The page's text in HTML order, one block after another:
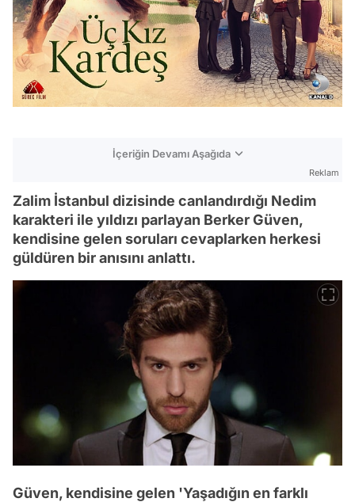
İçeriğin Devamı Aşağıda
Reklam
Zalim İstanbul dizisinde canlandırdığı Nedim
karakteri ile yıldızı parlayan Berker Güven,
kendisine gelen soruları cevaplarken herkesi
güldüren bir anısını anlattı.
Güven, kendisine gelen 'Yaşadığın en farklı